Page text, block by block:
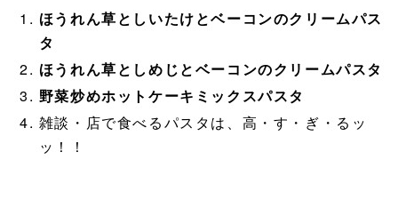
ほうれん草としいたけとベーコンのクリームパス
タ
ほうれん草としめじとベーコンのクリームパスタ
野菜炒めホットケーキミックスパスタ
雑談・店で食べるパスタは、高・す・ぎ・るッ
ッ！！